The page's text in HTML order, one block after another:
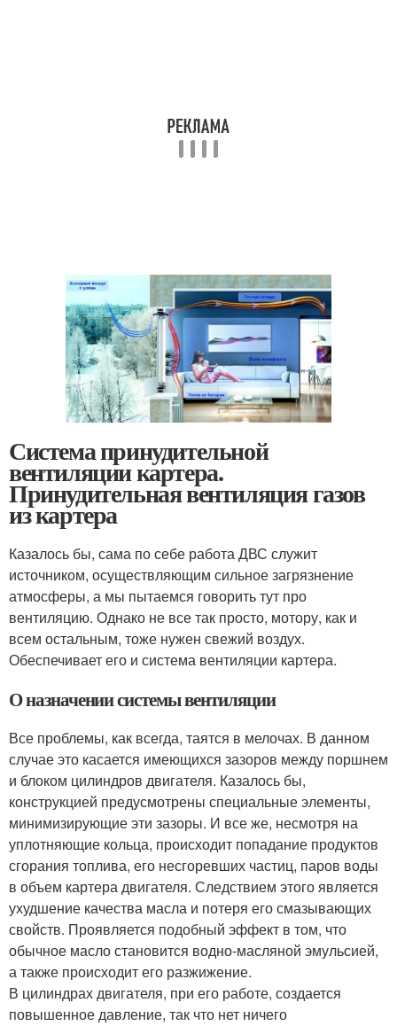
Система принудительной
вентиляции картера.
Принудительная вентиляция газов
из картера
Казалось бы, сама по себе работа ДВС служит
источником, осуществляющим сильное загрязнение
атмосферы, а мы пытаемся говорить тут про
вентиляцию. Однако не все так просто, мотору, как и
всем остальным, тоже нужен свежий воздух.
Обеспечивает его и система вентиляции картера.
О назначении системы вентиляции
Все проблемы, как всегда, таятся в мелочах. В данном
случае это касается имеющихся зазоров между поршнем
и блоком цилиндров двигателя. Казалось бы,
конструкцией предусмотрены специальные элементы,
минимизирующие эти зазоры. И все же, несмотря на
уплотняющие кольца, происходит попадание продуктов
сгорания топлива, его несгоревших частиц, паров воды
в объем картера двигателя. Следствием этого является
ухудшение качества масла и потеря его смазывающих
свойств. Проявляется подобный эффект в том, что
обычное масло становится водно-масляной эмульсией,
а также происходит его разжижение.
В цилиндрах двигателя, при его работе, создается
повышенное давление, так что нет ничего